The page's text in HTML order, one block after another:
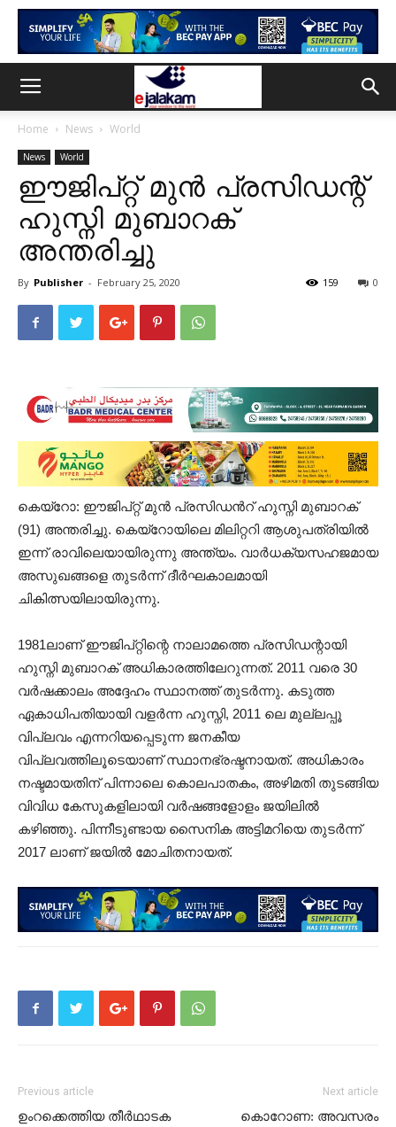
Home News World
News World
ഈജിപ്റ്റ് മുൻ പ്രസിഡന്റ്
ഹുസ്നി മുബാറക്
അന്തരിച്ചു
By Publisher - February 25, 2020 0
159
കെയ്റോ: ഈജിപ്റ്റ് മുൻ പ്രസിഡൻറ് ഹുസ്നി മുബാറക്
(91) അന്തരിച്ചു. കെയ്റോയിലെ മിലിറ്ററി ആശുപത്രിയിൽ
ഇന്ന് രാവിലെയായിരുന്നു അന്ത്യം. വാർധക്യസഹജമായ
അസുഖങ്ങളെ തുടർന്ന് ദീർഘകാലമായി
ചികിത്സയിലായിരുന്നു.
1981ലാണ് ഈജിപ്റ്റിന്റെ നാലാമത്തെ പ്രസിഡന്റായി
ഹുസ്നി മുബാറക് അധികാരത്തിലേറുന്നത്. 2011 വരെ 30
വർഷക്കാലം അദ്ദേഹം സ്ഥാനത്ത് തുടർന്നു. കടുത്ത
ഏകാധിപതിയായി വളർന്ന ഹുസ്നി, 2011 ലെ മുല്ലപ്പൂ
വിപ്ലവം എന്നറിയപ്പെടുന്ന ജനകീയ
വിപ്ലവത്തിലൂടെയാണ് സ്ഥാനഭ്രഷ്ടനായത്. അധികാരം
നഷ്ടമായതിന് പിന്നാലെ കൊലപാതകം, അഴിമതി തുടങ്ങിയ
വിവിധ കേസുകളിലായി വർഷങ്ങളോളം ജയിലിൽ
കഴിഞ്ഞു. പിന്നീടുണ്ടായ സൈനിക അട്ടിമറിയെ തുടർന്ന്
2017 ലാണ് ജയിൽ മോചിതനായത്.
Previous article
ഉംറക്കെത്തിയ തീർഥാടക
Next article
കൊറോണ: അവസരം